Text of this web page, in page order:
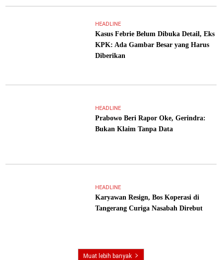
HEADLINE
Kasus Febrie Belum Dibuka Detail, Eks
KPK: Ada Gambar Besar yang Harus
Diberikan
HEADLINE
Prabowo Beri Rapor Oke, Gerindra:
Bukan Klaim Tanpa Data
HEADLINE
Karyawan Resign, Bos Koperasi di
Tangerang Curiga Nasabah Direbut
Muat lebih banyak